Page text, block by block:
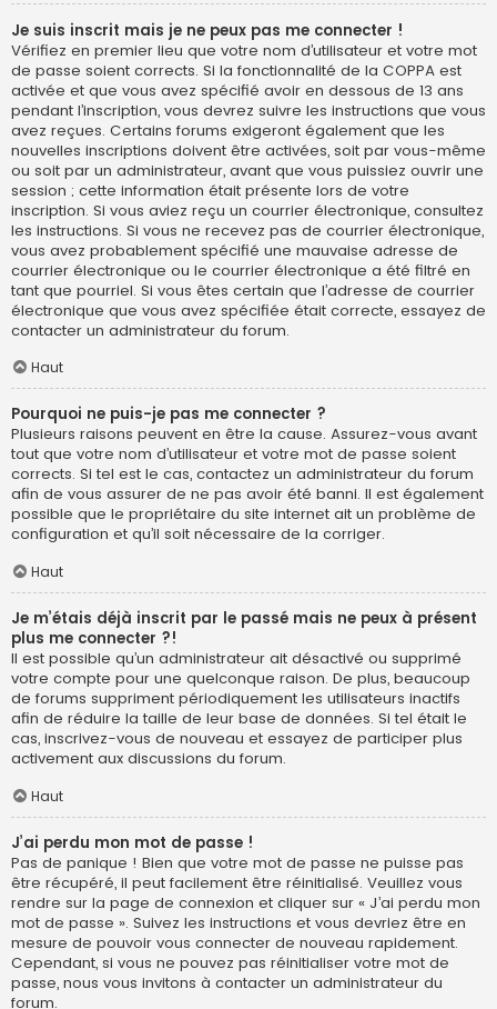
Je suis inscrit mais je ne peux pas me connecter !
Vérifiez en premier lieu que votre nom d’utilisateur et votre mot
de passe soient corrects. Si la fonctionnalité de la COPPA est
activée et que vous avez spécifié avoir en dessous de 13 ans
pendant l’inscription, vous devrez suivre les instructions que vous
avez reçues. Certains forums exigeront également que les
nouvelles inscriptions doivent être activées, soit par vous-même
ou soit par un administrateur, avant que vous puissiez ouvrir une
session ; cette information était présente lors de votre
inscription. Si vous aviez reçu un courrier électronique, consultez
les instructions. Si vous ne recevez pas de courrier électronique,
vous avez probablement spécifié une mauvaise adresse de
courrier électronique ou le courrier électronique a été filtré en
tant que pourriel. Si vous êtes certain que l’adresse de courrier
électronique que vous avez spécifiée était correcte, essayez de
contacter un administrateur du forum.
Haut
Pourquoi ne puis-je pas me connecter ?
Plusieurs raisons peuvent en être la cause. Assurez-vous avant
tout que votre nom d’utilisateur et votre mot de passe soient
corrects. Si tel est le cas, contactez un administrateur du forum
afin de vous assurer de ne pas avoir été banni. Il est également
possible que le propriétaire du site internet ait un problème de
configuration et qu’il soit nécessaire de la corriger.
Haut
Je m’étais déjà inscrit par le passé mais ne peux à présent
plus me connecter ?!
Il est possible qu’un administrateur ait désactivé ou supprimé
votre compte pour une quelconque raison. De plus, beaucoup
de forums suppriment périodiquement les utilisateurs inactifs
afin de réduire la taille de leur base de données. Si tel était le
cas, inscrivez-vous de nouveau et essayez de participer plus
activement aux discussions du forum.
Haut
J’ai perdu mon mot de passe !
Pas de panique ! Bien que votre mot de passe ne puisse pas
être récupéré, il peut facilement être réinitialisé. Veuillez vous
rendre sur la page de connexion et cliquer sur « J’ai perdu mon
mot de passe ». Suivez les instructions et vous devriez être en
mesure de pouvoir vous connecter de nouveau rapidement.
Cependant, si vous ne pouvez pas réinitialiser votre mot de
passe, nous vous invitons à contacter un administrateur du
forum.